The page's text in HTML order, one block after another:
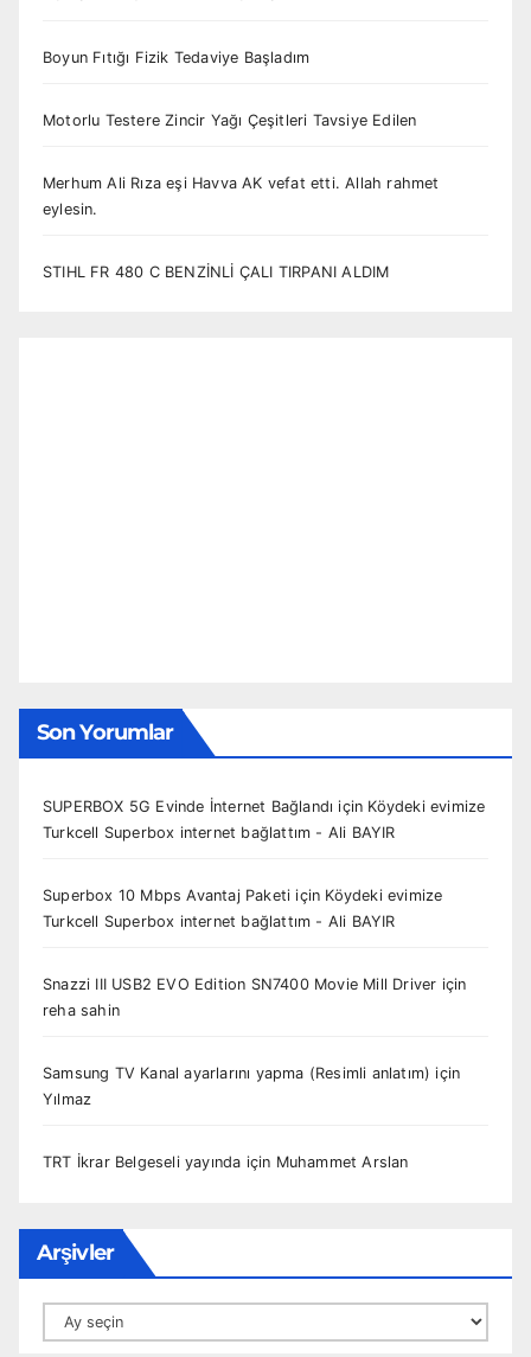
Boyun Fıtığı Fizik Tedaviye Başladım
Motorlu Testere Zincir Yağı Çeşitleri Tavsiye Edilen
Merhum Ali Rıza eşi Havva AK vefat etti. Allah rahmet
eylesin.
STIHL FR 480 C BENZİNLİ ÇALI TIRPANI ALDIM
Son Yorumlar
SUPERBOX 5G Evinde İnternet Bağlandı için Köydeki evimize
Turkcell Superbox internet bağlattım - Ali BAYIR
Superbox 10 Mbps Avantaj Paketi için Köydeki evimize
Turkcell Superbox internet bağlattım - Ali BAYIR
Snazzi III USB2 EVO Edition SN7400 Movie Mill Driver için
reha sahin
Samsung TV Kanal ayarlarını yapma (Resimli anlatım) için
Yılmaz
TRT İkrar Belgeseli yayında için Muhammet Arslan
Arşivler
Arşivler